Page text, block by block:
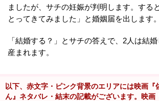
ましたが、サチの妊娠が判明します。する
とってきてみました」と婚姻届を出します。
「結婚する？」とサチの答えで、2人は結
産まれます。
以下、赤文字・ピンク背景のエリアには映画『
ん』ネタバレ・結末の記載がございます。映画